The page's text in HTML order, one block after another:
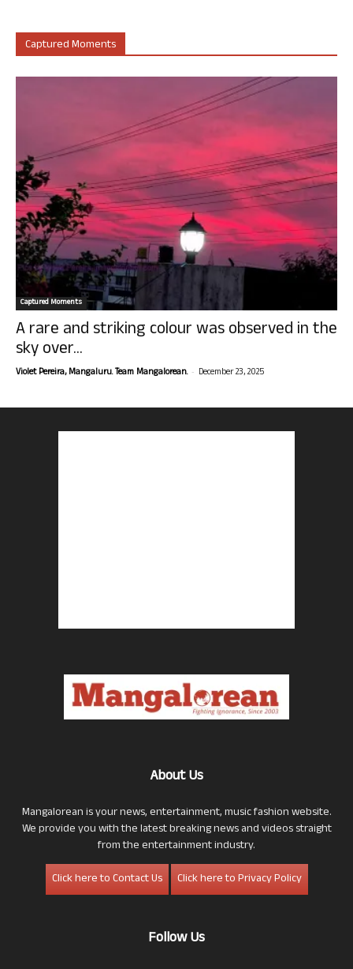
Captured Moments
Captured Moments
A rare and striking colour was observed in the
sky over...
Violet Pereira, Mangaluru. Team Mangalorean. - December 23, 2025
About Us
Mangalorean is your news, entertainment, music fashion website.
We provide you with the latest breaking news and videos straight
from the entertainment industry.
Click here to Contact Us
Click here to Privacy Policy
Follow Us